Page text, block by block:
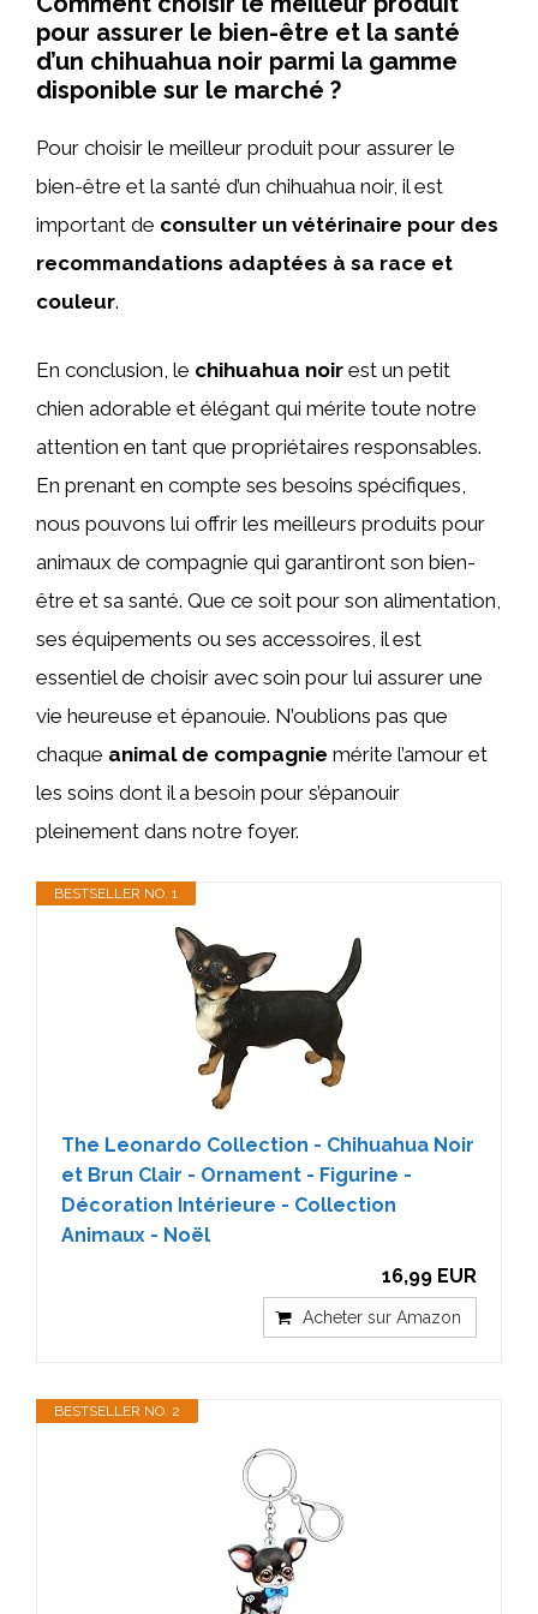
pour assurer le bien-être et la santé
d’un chihuahua noir parmi la gamme
disponible sur le marché ?
Pour choisir le meilleur produit pour assurer le
bien-être et la santé d’un chihuahua noir, il est
important de consulter un vétérinaire pour des
recommandations adaptées à sa race et
couleur.
En conclusion, le chihuahua noir est un petit
chien adorable et élégant qui mérite toute notre
attention en tant que propriétaires responsables.
En prenant en compte ses besoins spécifiques,
nous pouvons lui offrir les meilleurs produits pour
animaux de compagnie qui garantiront son bien-
être et sa santé. Que ce soit pour son alimentation,
ses équipements ou ses accessoires, il est
essentiel de choisir avec soin pour lui assurer une
vie heureuse et épanouie. N’oublions pas que
chaque animal de compagnie mérite l’amour et
les soins dont il a besoin pour s’épanouir
pleinement dans notre foyer.
BESTSELLER NO. 1
The Leonardo Collection - Chihuahua Noir
et Brun Clair - Ornament - Figurine -
Décoration Intérieure - Collection
Animaux - Noël
16,99 EUR
Acheter sur Amazon
BESTSELLER NO. 2